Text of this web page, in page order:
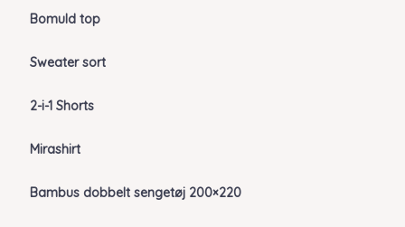
Bomuld top
Sweater sort
2-i-1 Shorts
Mirashirt
Bambus dobbelt sengetøj 200×220